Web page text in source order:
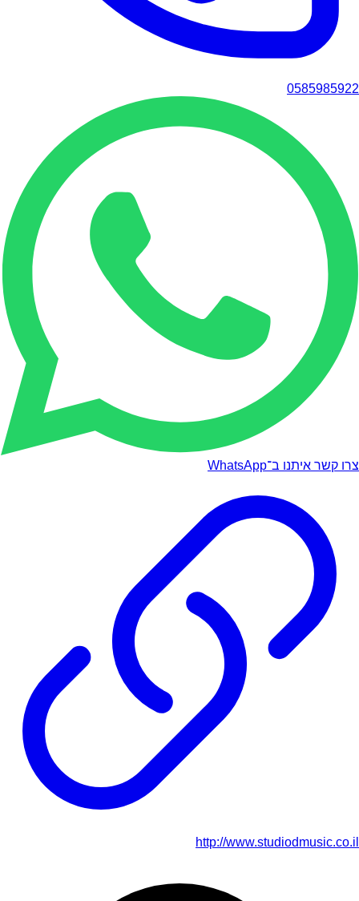
0585985922
צרו קשר איתנו ב־WhatsApp
http://www.studiodmusic.co.il